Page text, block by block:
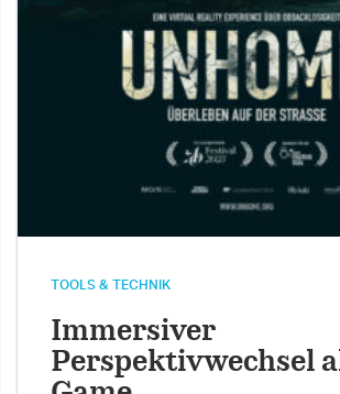
TOOLS & TECHNIK
Immersiver
Perspektivwechsel